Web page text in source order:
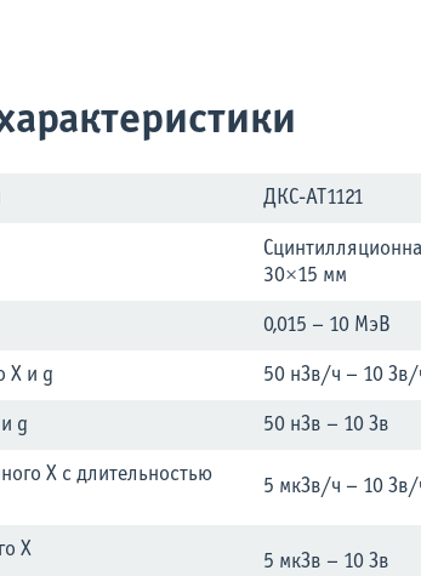
ДКС-АТ1121
30×15 мм
0,015 – 10 МэВ
X и g 50 нЗв/ч – 10 Зв/
g 50 нЗв – 10 Зв
X с длительностью
5 мкЗв/ч – 10 Зв/
X
5 мкЗв – 10 Зв